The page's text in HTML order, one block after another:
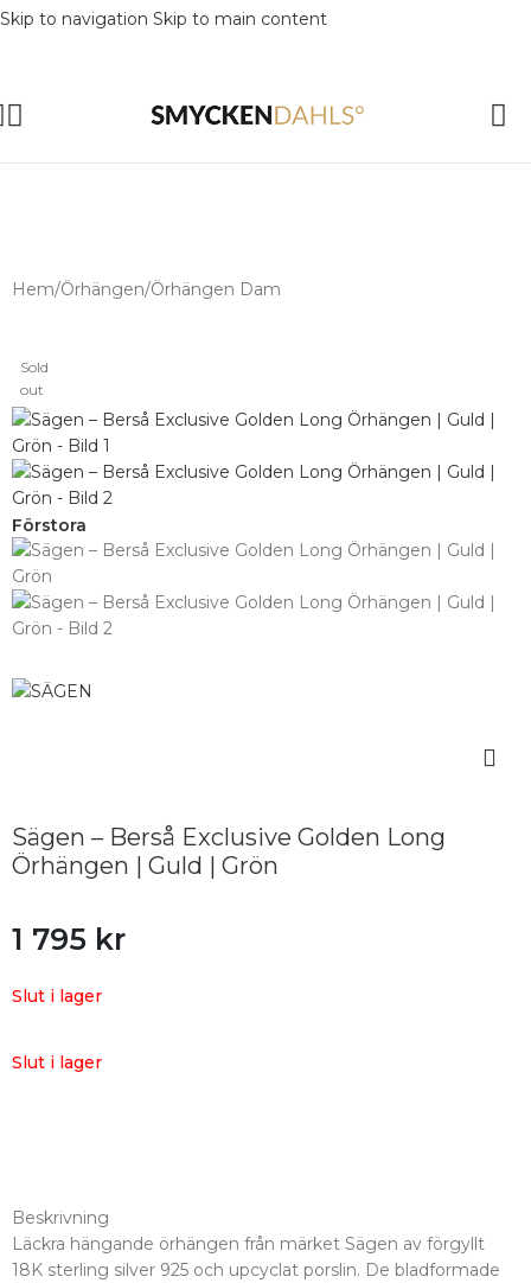
Skip to navigation Skip to main content
Hem/Örhängen/Örhängen Dam
Sold
out
Förstora
Sägen – Berså Exclusive Golden Long
Örhängen | Guld | Grön
1 795 kr
Slut i lager
Slut i lager
Beskrivning
Läckra hängande örhängen från märket Sägen av förgyllt
18K sterling silver 925 och upcyclat porslin. De bladformade